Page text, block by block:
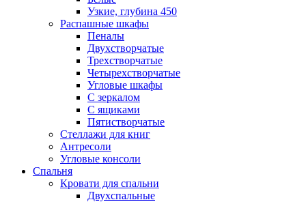
Узкие, глубина 450
Распашные шкафы
Пеналы
Двухстворчатые
Трехстворчатые
Четырехстворчатые
Угловые шкафы
С зеркалом
С ящиками
Пятистворчатые
Стеллажи для книг
Антресоли
Угловые консоли
Спальня
Кровати для спальни
Двухспальные